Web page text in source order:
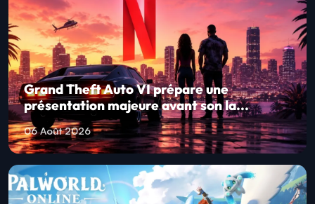
Grand Theft Auto VI prépare une
présentation majeure avant son la...
06 Août 2026